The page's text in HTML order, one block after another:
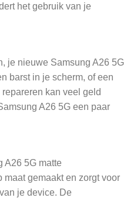
het gebruik van je
je nieuwe Samsung A26 5G
barst in je scherm, of een
kan veel geld
A26 5G een paar
A26 5G matte
gemaakt en zorgt voor
je device. De